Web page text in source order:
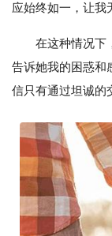
应始终如一，让我
在这种情况下
告诉她我的困惑和
信只有通过坦诚的